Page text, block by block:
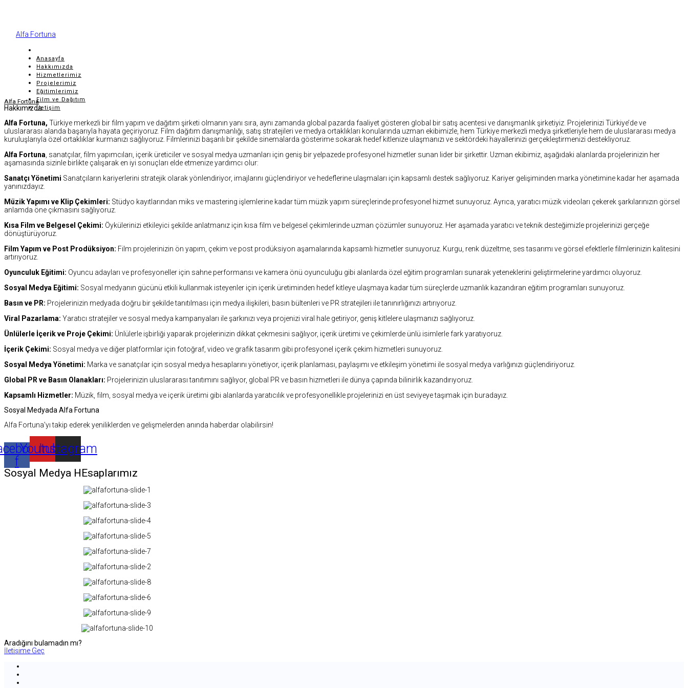
Alfa Fortuna
Anasayfa
Hakkımızda
Hizmetlerimiz
Projelerimiz
Eğitimlerimiz
Film ve Dağıtım
İletişim
Alfa Fortuna
Hakkımızda
Alfa Fortuna, Türkiye merkezli bir film yapım ve dağıtım şirketi olmanın yanı sıra, aynı zamanda global pazarda faaliyet gösteren global bir satış acentesi ve danışmanlık şirketiyiz. Projelerinizi Türkiye’de ve
uluslararası alanda başarıyla hayata geçiriyoruz. Film dağıtım danışmanlığı, satış stratejileri ve medya ortaklıkları konularında uzman ekibimizle, hem Türkiye merkezli medya şirketleriyle hem de uluslararası medya
kuruluşlarıyla özel ortaklıklar kurmanızı sağlıyoruz. Filmlerinizi başarılı bir şekilde sinemalarda gösterime sokarak hedef kitlenize ulaşmanızı ve sektördeki hayallerinizi gerçekleştirmenizi destekliyoruz.
Alfa Fortuna , sanatçılar, film yapımcıları, içerik üreticiler ve sosyal medya uzmanları için geniş bir yelpazede profesyonel hizmetler sunan lider bir şirkettir. Uzman ekibimiz, aşağıdaki alanlarda projelerinizin her
aşamasında sizinle birlikte çalışarak en iyi sonuçları elde etmenize yardımcı olur:
Sanatçı Yönetimi Sanatçıların kariyerlerini stratejik olarak yönlendiriyor, imajlarını güçlendiriyor ve hedeflerine ulaşmaları için kapsamlı destek sağlıyoruz. Kariyer gelişiminden marka yönetimine kadar her aşamada
yanınızdayız.
Müzik Yapımı ve Klip Çekimleri: Stüdyo kayıtlarından miks ve mastering işlemlerine kadar tüm müzik yapım süreçlerinde profesyonel hizmet sunuyoruz. Ayrıca, yaratıcı müzik videoları çekerek şarkılarınızın görsel
anlamda öne çıkmasını sağlıyoruz.
Kısa Film ve Belgesel Çekimi: Öykülerinizi etkileyici şekilde anlatmanız için kısa film ve belgesel çekimlerinde uzman çözümler sunuyoruz. Her aşamada yaratıcı ve teknik desteğimizle projelerinizi gerçeğe
dönüştürüyoruz.
Film Yapım ve Post Prodüksiyon: Film projelerinizin ön yapım, çekim ve post prodüksiyon aşamalarında kapsamlı hizmetler sunuyoruz. Kurgu, renk düzeltme, ses tasarımı ve görsel efektlerle filmlerinizin kalitesini
artırıyoruz.
Oyunculuk Eğitimi: Oyuncu adayları ve profesyoneller için sahne performansı ve kamera önü oyunculuğu gibi alanlarda özel eğitim programları sunarak yeteneklerini geliştirmelerine yardımcı oluyoruz.
Sosyal Medya Eğitimi: Sosyal medyanın gücünü etkili kullanmak isteyenler için içerik üretiminden hedef kitleye ulaşmaya kadar tüm süreçlerde uzmanlık kazandıran eğitim programları sunuyoruz.
Basın ve PR: Projelerinizin medyada doğru bir şekilde tanıtılması için medya ilişkileri, basın bültenleri ve PR stratejileri ile tanınırlığınızı artırıyoruz.
Viral Pazarlama: Yaratıcı stratejiler ve sosyal medya kampanyaları ile şarkınızı veya projenizi viral hale getiriyor, geniş kitlelere ulaşmanızı sağlıyoruz.
Ünlülerle İçerik ve Proje Çekimi: Ünlülerle işbirliği yaparak projelerinizin dikkat çekmesini sağlıyor, içerik üretimi ve çekimlerde ünlü isimlerle fark yaratıyoruz.
İçerik Çekimi: Sosyal medya ve diğer platformlar için fotoğraf, video ve grafik tasarım gibi profesyonel içerik çekim hizmetleri sunuyoruz.
Sosyal Medya Yönetimi: Marka ve sanatçılar için sosyal medya hesaplarını yönetiyor, içerik planlaması, paylaşımı ve etkileşim yönetimi ile sosyal medya varlığınızı güçlendiriyoruz.
Global PR ve Basın Olanakları: Projelerinizin uluslararası tanıtımını sağlıyor, global PR ve basın hizmetleri ile dünya çapında bilinirlik kazandırıyoruz.
Kapsamlı Hizmetler: Müzik, film, sosyal medya ve içerik üretimi gibi alanlarda yaratıcılık ve profesyonellikle projelerinizi en üst seviyeye taşımak için buradayız.
Sosyal Medyada Alfa Fortuna
Alfa Fortuna’yı takip ederek yeniliklerden ve gelişmelerden anında haberdar olabilirsin!
f
Youtube
Instagram
Sosyal Medya HEsaplarımız
Aradığını bulamadın mı?
İletişime Geç